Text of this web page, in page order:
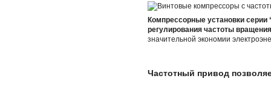
Компрессорные установки серии
регулирования частоты
значительной экономии
Частотный привод